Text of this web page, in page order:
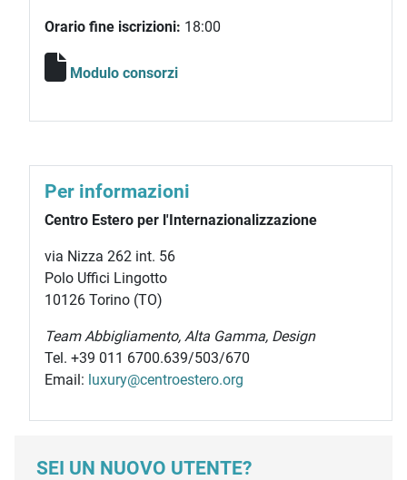
Orario fine iscrizioni: 18:00
Modulo consorzi
Per informazioni
Centro Estero per l'Internazionalizzazione
via Nizza 262 int. 56
Polo Uffici Lingotto
10126 Torino (TO)
Team Abbigliamento, Alta Gamma, Design
Tel. +39 011 6700.639/503/670
Email: luxury@centroestero.org
SEI UN NUOVO UTENTE?